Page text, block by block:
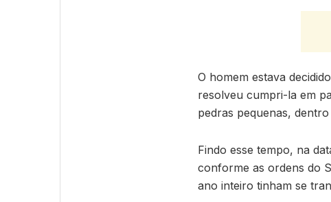
O homem estava
resolveu cumpri-la em
pedras pequenas,
Findo esse tempo, na
conforme as ordens do
ano inteiro tinham se